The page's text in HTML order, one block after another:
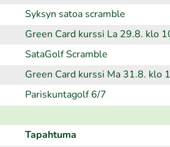
Syksyn satoa scramble
Green Card kurssi La 29.8. klo
SataGolf Scramble
Green Card kurssi Ma 31.8. klo
Pariskuntagolf 6/7
Tapahtuma